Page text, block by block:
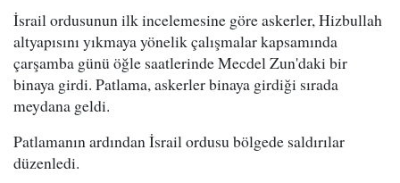
İsrail ordusunun ilk incelemesine göre askerler, Hizbullah
altyapısını yıkmaya yönelik çalışmalar kapsamında
çarşamba günü öğle saatlerinde Mecdel Zun'daki bir
binaya girdi. Patlama, askerler binaya girdiği sırada
meydana geldi.
Patlamanın ardından İsrail ordusu bölgede saldırılar
düzenledi.